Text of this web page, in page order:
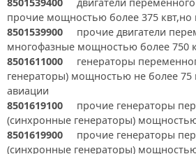
прочие мощностью более 375 квт,но
8501539900 прочие двигатели
многофазные мощностью более 750
8501611000 генераторы
генераторы) мощностью не более 75
авиации
8501619100 прочие генераторы
(синхронные генераторы)
8501619900 прочие генераторы
(синхронные генераторы)